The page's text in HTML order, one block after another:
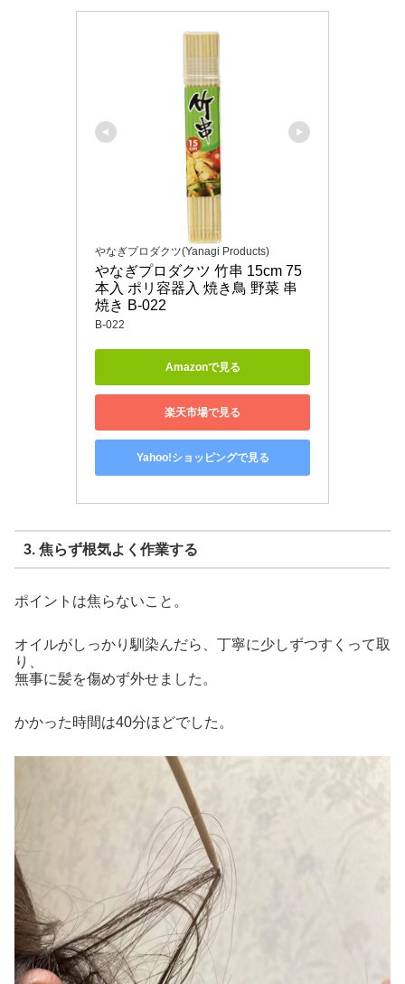
やなぎプロダクツ(Yanagi Products)
やなぎプロダクツ 竹串 15cm 75
本入 ポリ容器入 焼き鳥 野菜 串
焼き B-022
B-022
Amazonで見る
楽天市場で見る
Yahoo!ショッピングで見る
3. 焦らず根気よく作業する
ポイントは焦らないこと。
オイルがしっかり馴染んだら、丁寧に少しずつすくって取
り、
無事に髪を傷めず外せました。
かかった時間は40分ほどでした。